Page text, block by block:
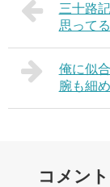
三十路
思って
俺に似
腕も細
コメン